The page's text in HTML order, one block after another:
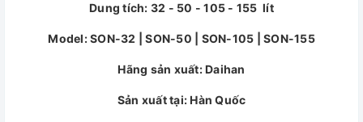
Dung tích: 32 - 50 - 105 - 155 lít
Model: SON-32 | SON-50 | SON-105 | SON-155
Hãng sản xuất: Daihan
Sản xuất tại: Hàn Quốc